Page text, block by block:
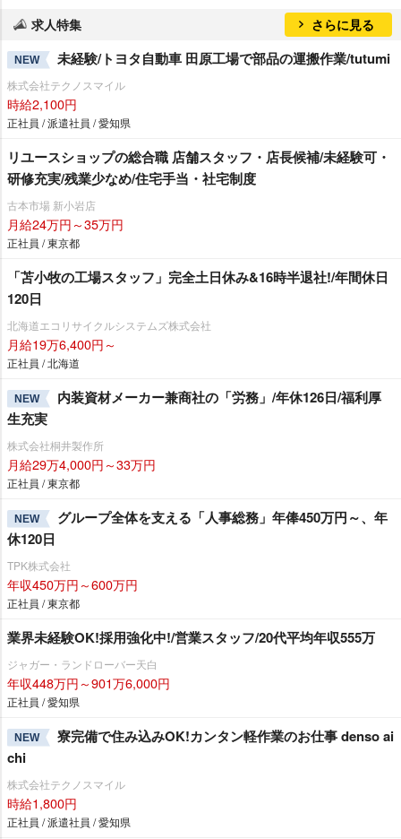
求人特集 さらに見る
NEW 未経験/トヨタ自動車 田原工場で部品の運搬作業/tutumi
株式会社テクノスマイル
時給2,100円
正社員 / 派遣社員 / 愛知県
リユースショップの総合職 店舗スタッフ・店長候補/未経験可・
研修充実/残業少なめ/住宅手当・社宅制度
古本市場 新小岩店
月給24万円～35万円
正社員 / 東京都
「苫小牧の工場スタッフ」完全土日休み&16時半退社!/年間休日
120日
北海道エコリサイクルシステムズ株式会社
月給19万6,400円～
正社員 / 北海道
NEW
内装資材メーカー兼商社の「労務」/年休126日/福利厚
生充実
株式会社桐井製作所
月給29万4,000円～33万円
正社員 / 東京都
NEW
グループ全体を支える「人事総務」年俸450万円～、年
休120日
TPK株式会社
年収450万円～600万円
正社員 / 東京都
業界未経験OK!採用強化中!/営業スタッフ/20代平均年収555万
ジャガー・ランドローバー天白
年収448万円～901万6,000円
正社員 / 愛知県
NEW
寮完備で住み込みOK!カンタン軽作業のお仕事 denso ai
chi
株式会社テクノスマイル
時給1,800円
正社員 / 派遣社員 / 愛知県